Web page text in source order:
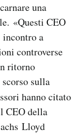
una
«Questi CEO
incontro a
controverse
ritorno
sulla
hanno citato
CEO della
Lloyd